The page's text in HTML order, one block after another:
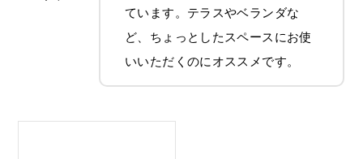
ています。テラスやベランダな
ど、ちょっとしたスペースにお使
いいただくのにオススメです。